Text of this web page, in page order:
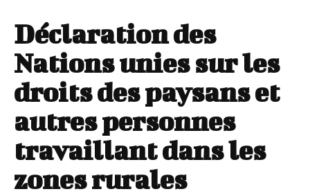
Déclaration des
Nations unies sur les
droits des paysans et
autres personnes
travaillant dans les
zones rurales